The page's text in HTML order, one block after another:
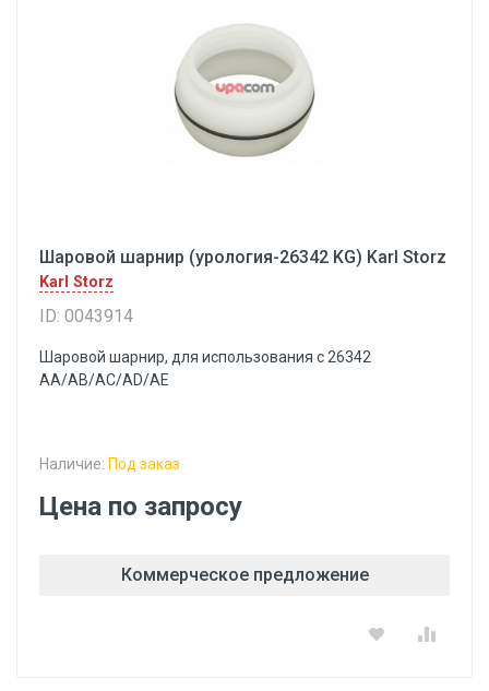
Шаровой шарнир (урология-26342 KG) Karl Storz
Karl Storz
ID: 0043914
Шаровой шарнир, для использования с 26342
AA/AB/AC/AD/AE
Наличие: Под заказ
Цена по запросу
Коммерческое предложение